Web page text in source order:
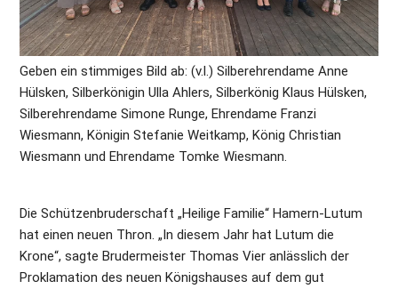
Geben ein stimmiges Bild ab: (v.l.) Silberehrendame Anne
Hülsken, Silberkönigin Ulla Ahlers, Silberkönig Klaus Hülsken,
Silberehrendame Simone Runge, Ehrendame Franzi
Wiesmann, Königin Stefanie Weitkamp, König Christian
Wiesmann und Ehrendame Tomke Wiesmann.
Die Schützenbruderschaft „Heilige Familie“ Hamern-Lutum
hat einen neuen Thron. „In diesem Jahr hat Lutum die
Krone“, sagte Brudermeister Thomas Vier anlässlich der
Proklamation des neuen Königshauses auf dem gut